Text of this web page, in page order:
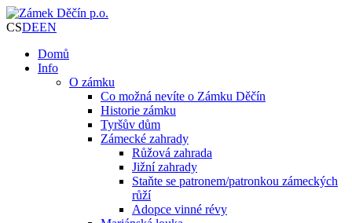
CSDEEN
Domů
Info
O zámku
Co možná nevíte o Zámku Děčín
Historie zámku
Tyršův dům
Zámecké zahrady
Růžová zahrada
Jižní zahrady
Staňte se patronem/patronkou zámeckých
růží
Adopce vinné révy